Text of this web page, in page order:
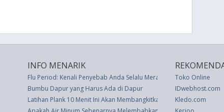
INFO MENARIK
Flu Period: Kenali Penyebab Anda Selalu Merasa Sakit Jelang
Bumbu Dapur yang Harus Ada di Dapur
Latihan Plank 10 Menit Ini Akan Membangkitkan Inti Anda Hanya
Toko Online
IDwebhost.com
Kledo.com